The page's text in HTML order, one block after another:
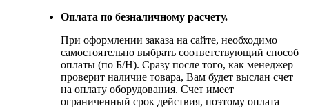
Оплата по безналичному расчету.
При оформлении заказа на сайте, необходимо
самостоятельно выбрать соответствующий способ
оплаты (по Б/Н). Сразу после того, как менеджер
проверит наличие товара, Вам будет выслан счет
на оплату оборудования. Счет имеет
ограниченный срок действия, поэтому оплата